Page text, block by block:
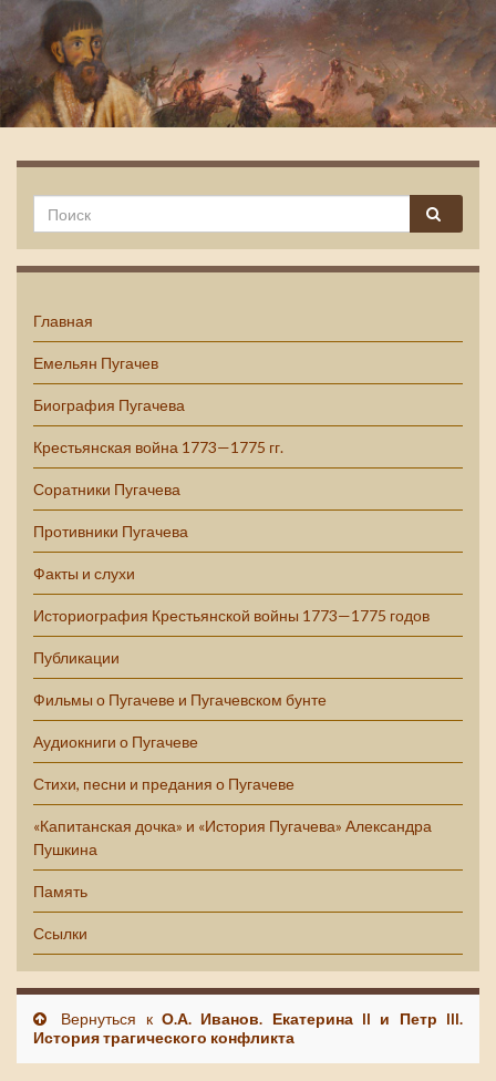
Емельян Пугачев
Главная
Емельян Пугачев
Биография Пугачева
Крестьянская война 1773—1775 гг.
Соратники Пугачева
Противники Пугачева
Факты и слухи
Историография Крестьянской войны 1773—1775 годов
Публикации
Фильмы о Пугачеве и Пугачевском бунте
Аудиокниги о Пугачеве
Стихи, песни и предания о Пугачеве
«Капитанская дочка» и «История Пугачева» Александра
Пушкина
Память
Ссылки
Вернуться к О.А. Иванов. Екатерина II и Петр III.
История трагического конфликта